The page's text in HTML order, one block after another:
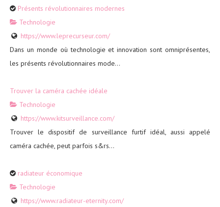
Présents révolutionnaires modernes
Technologie
https://www.leprecurseur.com/
Dans un monde où technologie et innovation sont omniprésentes,
les présents révolutionnaires mode...
Trouver la caméra cachée idéale
Technologie
https://www.kitsurveillance.com/
Trouver le dispositif de surveillance furtif idéal, aussi appelé
caméra cachée, peut parfois s&rs...
radiateur économique
Technologie
https://www.radiateur-eternity.com/